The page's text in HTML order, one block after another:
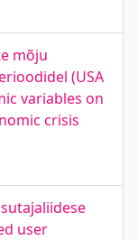
mõju
(USA
variables on
crisis
user